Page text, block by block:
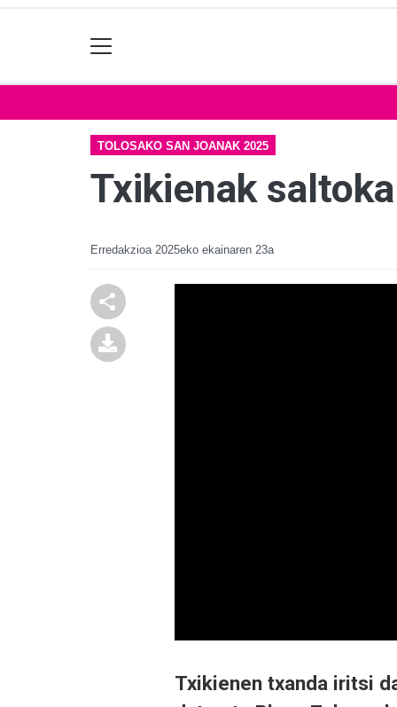
TOLOSAKO SAN JOANAK 2025
Txikienak saltoka
Erredakzioa 2025eko ekainaren 23a
Txikienen txanda iritsi